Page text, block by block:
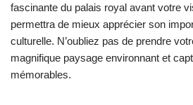
fascinante du palais royal avant votre
permettra de mieux apprécier son
culturelle. N’oubliez pas de prendre
magnifique paysage environnant et
mémorables.